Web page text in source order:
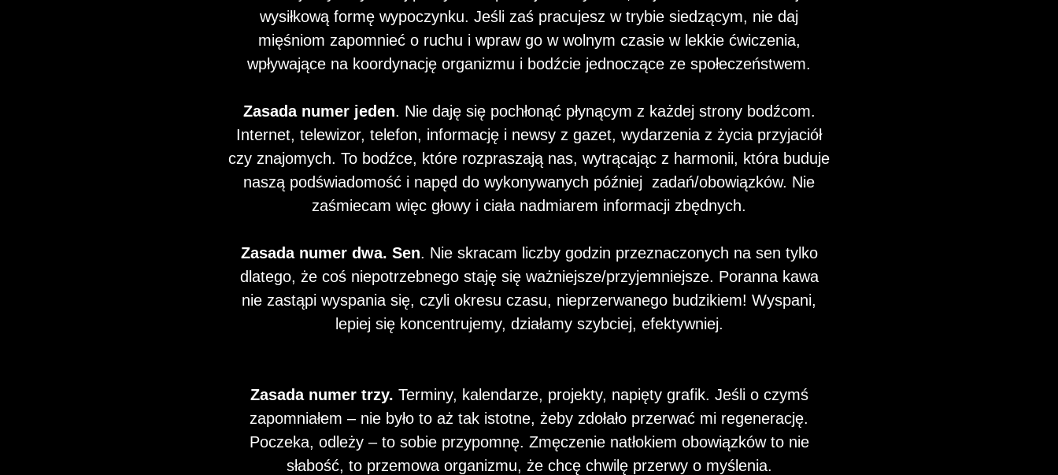
wysiłkową formę wypoczynku. Jeśli zaś pracujesz w trybie siedzącym, nie daj
mięśniom zapomnieć o ruchu i wpraw go w wolnym czasie w lekkie ćwiczenia,
wpływające na koordynację organizmu i bodźcie jednoczące ze społeczeństwem.
Zasada numer jeden. Nie daję się pochłonąć płynącym z każdej strony bodźcom.
Internet, telewizor, telefon, informację i newsy z gazet, wydarzenia z życia przyjaciół
czy znajomych. To bodźce, które rozpraszają nas, wytrącając z harmonii, która buduje
naszą podświadomość i napęd do wykonywanych później zadań/obowiązków. Nie
zaśmiecam więc głowy i ciała nadmiarem informacji zbędnych.
Zasada numer dwa. Sen. Nie skracam liczby godzin przeznaczonych na sen tylko
dlatego, że coś niepotrzebnego staję się ważniejsze/przyjemniejsze. Poranna kawa
nie zastąpi wyspania się, czyli okresu czasu, nieprzerwanego budzikiem! Wyspani,
lepiej się koncentrujemy, działamy szybciej, efektywniej.
Zasada numer trzy. Terminy, kalendarze, projekty, napięty grafik. Jeśli o czymś
zapomniałem – nie było to aż tak istotne, żeby zdołało przerwać mi regenerację.
Poczeka, odleży – to sobie przypomnę. Zmęczenie natłokiem obowiązków to nie
słabość, to przemowa organizmu, że chcę chwilę przerwy o myślenia.